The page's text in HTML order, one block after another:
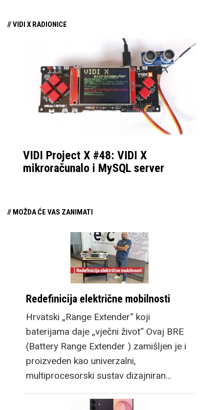
// VIDI X RADIONICE
VIDI Project X #48: VIDI X
mikroračunalo i MySQL server
// MOŽDA ĆE VAS ZANIMATI
Redefinicija električne mobilnosti
Hrvatski „Range Extender“ koji
baterijama daje „vječni život“ Ovaj BRE
(Battery Range Extender ) zamišljen je i
proizveden kao univerzalni,
multiprocesorski sustav dizajniran…